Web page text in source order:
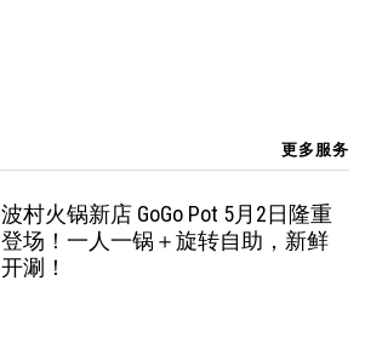
更多服务
波村火锅新店 GoGo Pot 5月2日隆重
登场！一人一锅＋旋转自助，新鲜
开涮！